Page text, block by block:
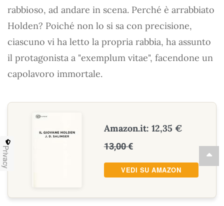
rabbioso, ad andare in scena. Perché è arrabbiato
Holden? Poiché non lo si sa con precisione,
ciascuno vi ha letto la propria rabbia, ha assunto
il protagonista a "exemplum vitae", facendone un
capolavoro immortale.
Amazon.it: 12,35 €
13,00 €
VEDI SU AMAZON
Privacy